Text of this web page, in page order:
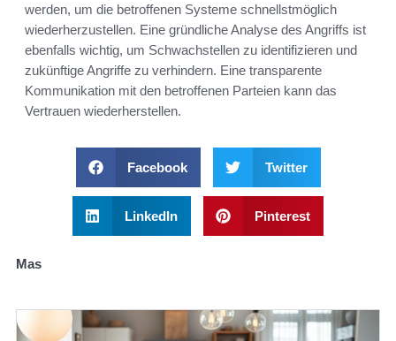
werden, um die betroffenen Systeme schnellstmöglich
wiederherzustellen. Eine gründliche Analyse des Angriffs ist
ebenfalls wichtig, um Schwachstellen zu identifizieren und
zukünftige Angriffe zu verhindern. Eine transparente
Kommunikation mit den betroffenen Parteien kann das
Vertrauen wiederherstellen.
Facebook Twitter
LinkedIn Pinterest
Mas